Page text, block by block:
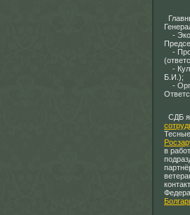
-
-
-
Б.И.);
-
СДБ
в